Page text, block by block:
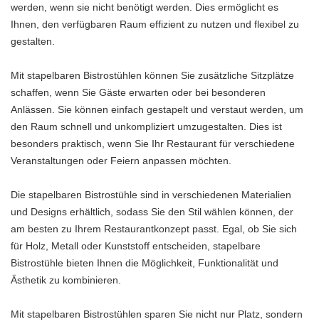
werden, wenn sie nicht benötigt werden. Dies ermöglicht es
Ihnen, den verfügbaren Raum effizient zu nutzen und flexibel zu
gestalten.
Mit stapelbaren Bistrostühlen können Sie zusätzliche Sitzplätze
schaffen, wenn Sie Gäste erwarten oder bei besonderen
Anlässen. Sie können einfach gestapelt und verstaut werden, um
den Raum schnell und unkompliziert umzugestalten. Dies ist
besonders praktisch, wenn Sie Ihr Restaurant für verschiedene
Veranstaltungen oder Feiern anpassen möchten.
Die stapelbaren Bistrostühle sind in verschiedenen Materialien
und Designs erhältlich, sodass Sie den Stil wählen können, der
am besten zu Ihrem Restaurantkonzept passt. Egal, ob Sie sich
für Holz, Metall oder Kunststoff entscheiden, stapelbare
Bistrostühle bieten Ihnen die Möglichkeit, Funktionalität und
Ästhetik zu kombinieren.
Mit stapelbaren Bistrostühlen sparen Sie nicht nur Platz, sondern